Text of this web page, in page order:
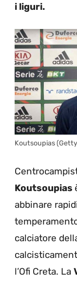
i liguri.
Koutsoupias
Koutsoupias
abbinare
calciatore
l’Ofi Creta. La